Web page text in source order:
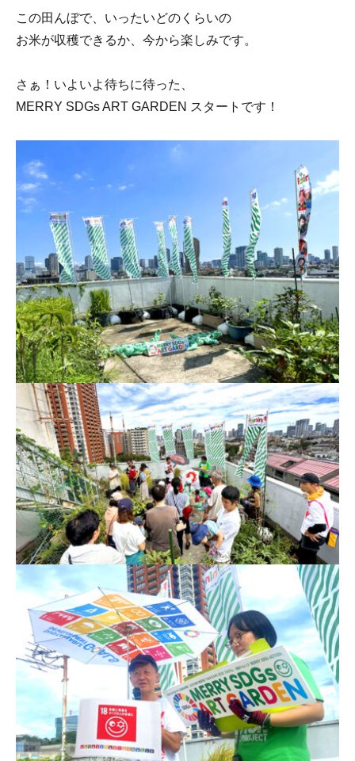
この田んぼで、いったいどのくらいの
お米が収穫できるか、今から楽しみです。
さぁ！いよいよ待ちに待った、
MERRY SDGs ART GARDEN スタートです！